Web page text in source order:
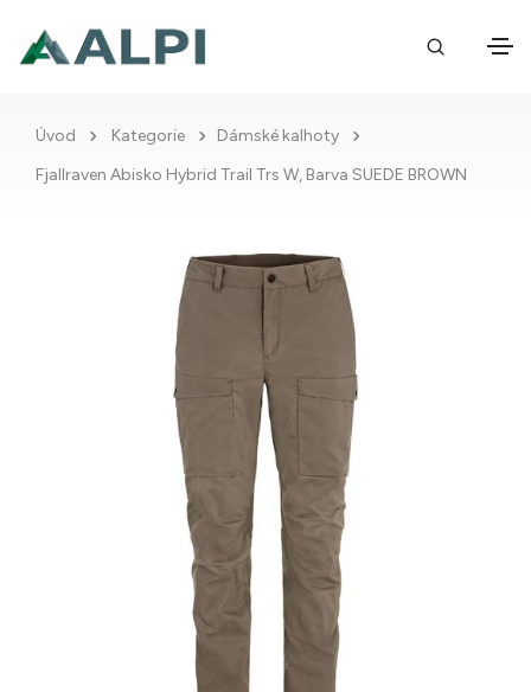
Úvod Kategorie
Dámské kalhoty
Fjallraven Abisko Hybrid Trail Trs W, Barva SUEDE BROWN